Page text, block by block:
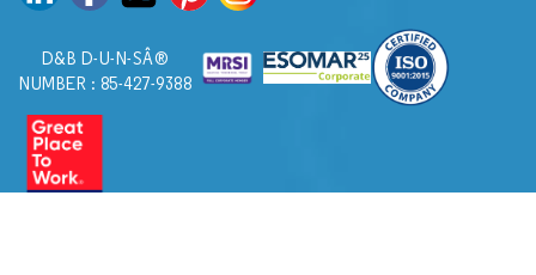
D&B D-U-N-SÂ®
NUMBER : 85-427-9388